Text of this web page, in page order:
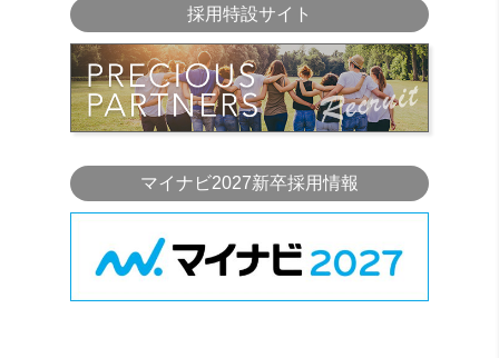
採用特設サイト
マイナビ2027新卒採用情報